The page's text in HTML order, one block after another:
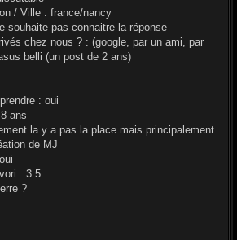
/ Ville : france/nancy
souhaite pas connaitre la réponse
chez nous ? : (google, par un ami, par
belli (un post de 2 ans)
: oui
ans
la y a pas la place mais principalement
de MJ
: 3.5
?